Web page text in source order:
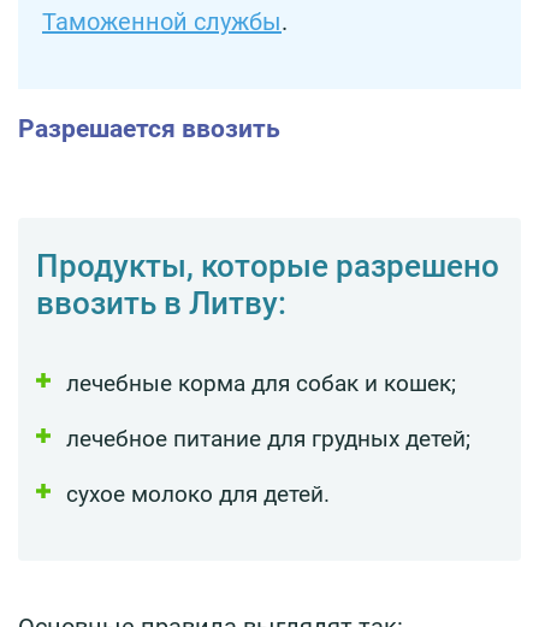
Таможенной службы.
Разрешается ввозить
Продукты, которые разрешено
ввозить в Литву:
лечебные корма для собак и кошек;
лечебное питание для грудных детей;
сухое молоко для детей.